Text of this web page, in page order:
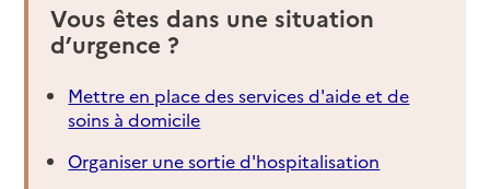
Vous êtes dans une situation
d’urgence ?
Mettre en place des services d'aide et de
soins à domicile
Organiser une sortie d'hospitalisation